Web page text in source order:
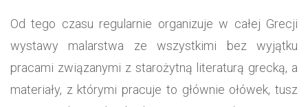
Od tego czasu regularnie organizuje w całej Grecji
wystawy malarstwa ze wszystkimi bez wyjątku
pracami związanymi z starożytną literaturą grecką, a
materiały, z którymi pracuje to głównie ołówek, tusz